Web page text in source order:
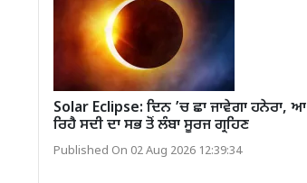
Solar Eclipse: ਦਿਨ ’ਚ ਛਾ ਜਾਵੇਗਾ ਹਨੇਰਾ, ਆ
ਰਿਹੈ ਸਦੀ ਦਾ ਸਭ ਤੋਂ ਲੰਬਾ ਸੂਰਜ ਗ੍ਰਹਿਣ
Published On 02 Aug 2026 12:39:34